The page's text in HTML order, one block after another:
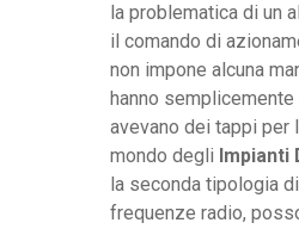
la problematica di un
il comando di
non impone alcuna
hanno
avevano dei tappi per
mondo degli Impianti
la seconda tipologia
frequenze radio,